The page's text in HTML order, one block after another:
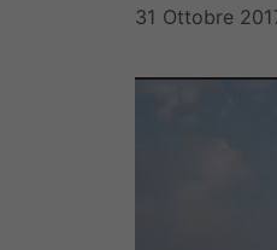
31 Ottobre